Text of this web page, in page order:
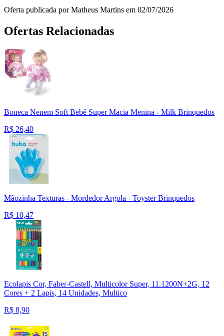
Oferta publicada por Matheus Martins em 02/07/2026
Ofertas Relacionadas
Boneca Nenem Soft Bebê Super Macia Menina - Milk Brinquedos
R$ 26,40
Mãozinha Texturas - Mordedor Argola - Toyster Brinquedos
R$ 10,47
Ecolapis Cor, Faber-Castell, Multicolor Super, 11.1200N+2G, 12
Cores + 2 Lapis, 14 Unidades, Multico
R$ 8,90